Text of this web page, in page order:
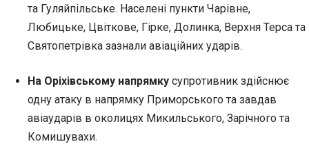
та Гуляйпільське. Населені пункти Чарівне,
Любицьке, Цвіткове, Гірке, Долинка, Верхня Терса та
Святопетрівка зазнали авіаційних ударів.
На Оріхівському напрямку супротивник здійснює
одну атаку в напрямку Приморського та завдав
авіаударів в околицях Микильського, Зарічного та
Комишувахи.